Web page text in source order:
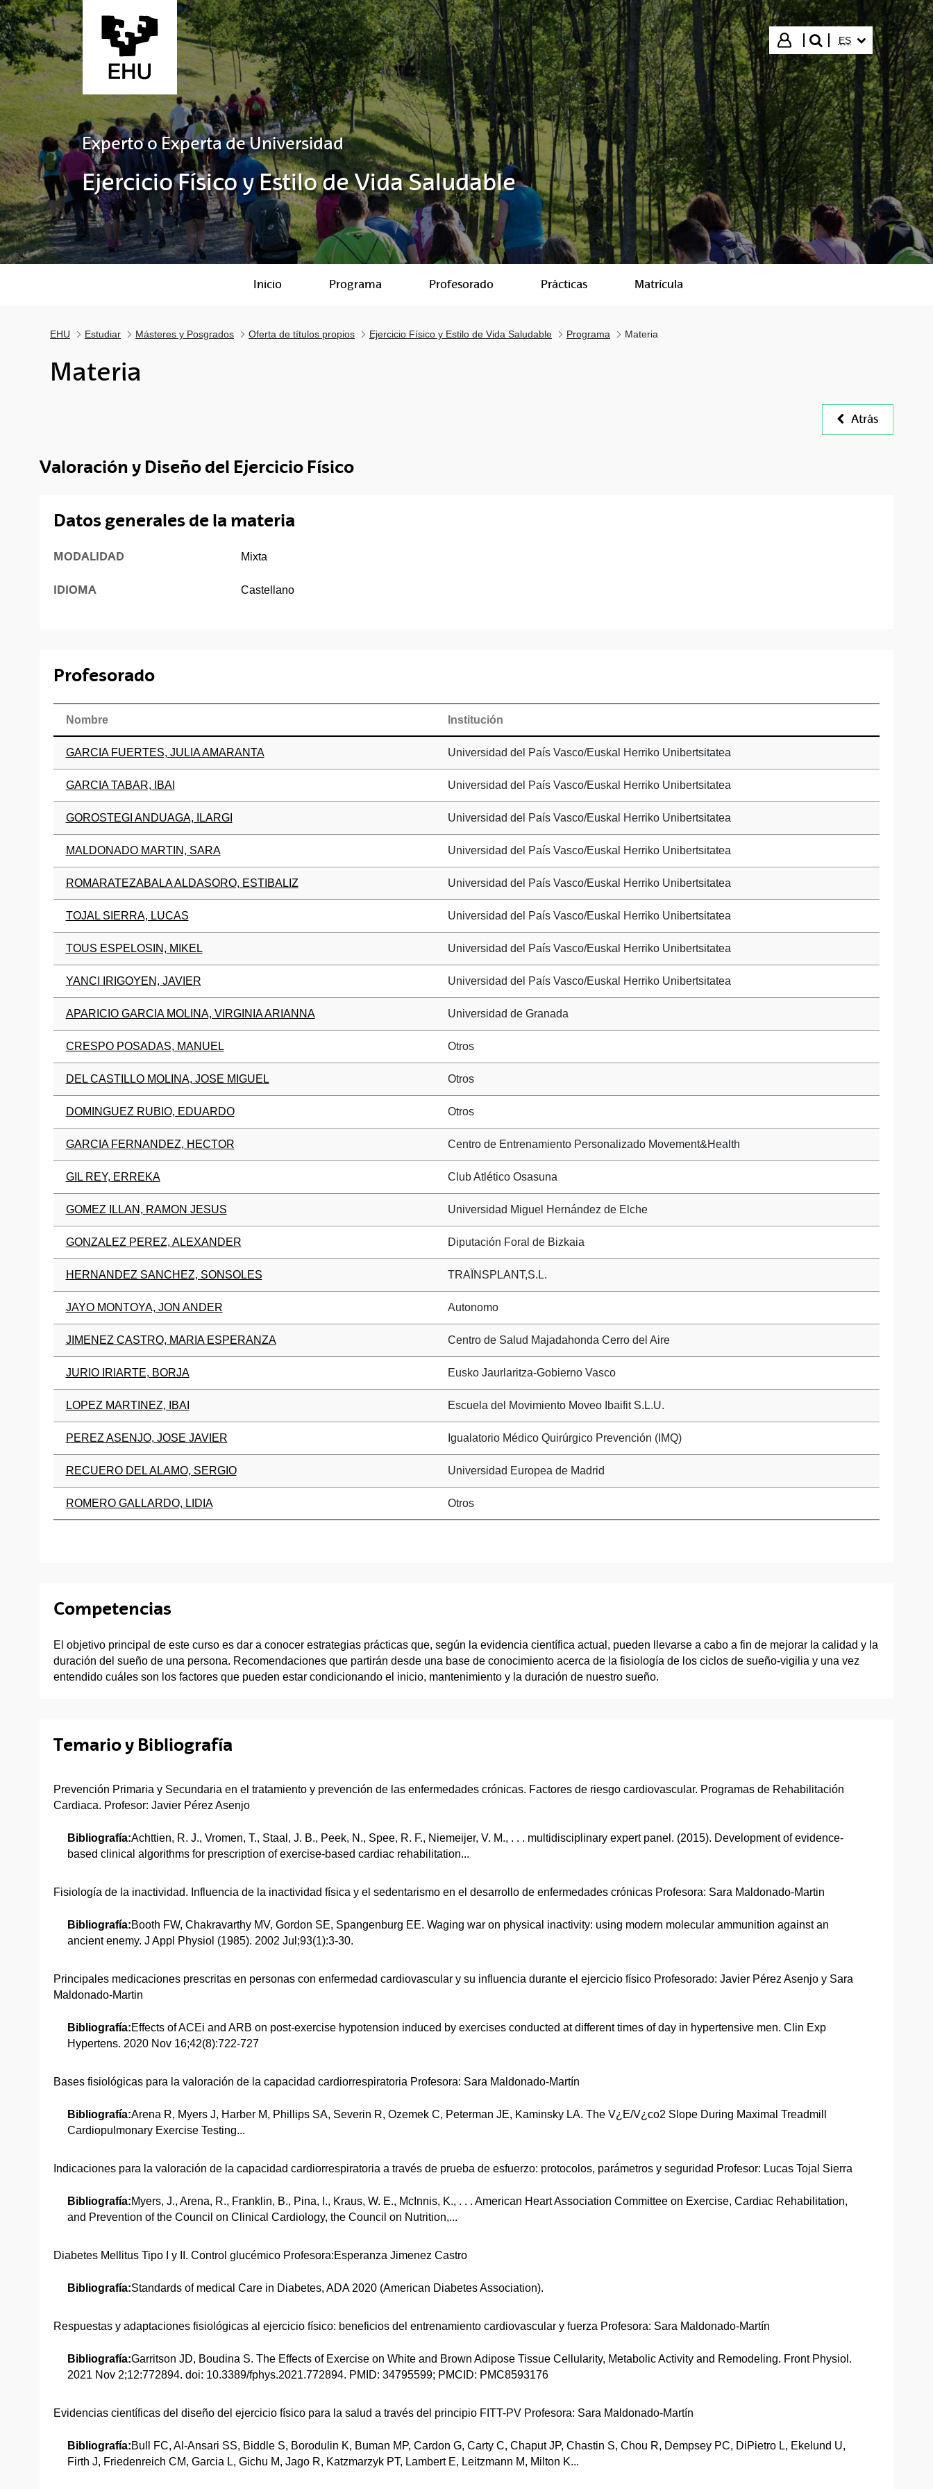
Saltar al contenido principal
Iniciar sesión
buscar"
IDIOMA
ES
Experto o Experta de Universidad
Ejercicio Físico y Estilo de Vida Saludable
Inicio Programa Profesorado Prácticas Matrícula
EHU Estudiar Másteres y Posgrados Oferta de títulos propios Ejercicio Físico y Estilo de Vida Saludable Programa Materia
Materia
Atrás
Valoración y Diseño del Ejercicio Físico
Datos generales de la materia
MODALIDAD Mixta
IDIOMA Castellano
Profesorado
Nombre Institución
GARCIA FUERTES, JULIA AMARANTA Universidad del País Vasco/Euskal Herriko Unibertsitatea
GARCIA TABAR, IBAI Universidad del País Vasco/Euskal Herriko Unibertsitatea
GOROSTEGI ANDUAGA, ILARGI Universidad del País Vasco/Euskal Herriko Unibertsitatea
MALDONADO MARTIN, SARA Universidad del País Vasco/Euskal Herriko Unibertsitatea
ROMARATEZABALA ALDASORO, ESTIBALIZ Universidad del País Vasco/Euskal Herriko Unibertsitatea
TOJAL SIERRA, LUCAS Universidad del País Vasco/Euskal Herriko Unibertsitatea
TOUS ESPELOSIN, MIKEL Universidad del País Vasco/Euskal Herriko Unibertsitatea
YANCI IRIGOYEN, JAVIER Universidad del País Vasco/Euskal Herriko Unibertsitatea
APARICIO GARCIA MOLINA, VIRGINIA ARIANNA Universidad de Granada
CRESPO POSADAS, MANUEL Otros
DEL CASTILLO MOLINA, JOSE MIGUEL Otros
DOMINGUEZ RUBIO, EDUARDO Otros
GARCIA FERNANDEZ, HECTOR Centro de Entrenamiento Personalizado Movement&Health
GIL REY, ERREKA Club Atlético Osasuna
GOMEZ ILLAN, RAMON JESUS Universidad Miguel Hernández de Elche
GONZALEZ PEREZ, ALEXANDER Diputación Foral de Bizkaia
HERNANDEZ SANCHEZ, SONSOLES TRAÏNSPLANT,S.L.
JAYO MONTOYA, JON ANDER Autonomo
JIMENEZ CASTRO, MARIA ESPERANZA Centro de Salud Majadahonda Cerro del Aire
JURIO IRIARTE, BORJA Eusko Jaurlaritza-Gobierno Vasco
LOPEZ MARTINEZ, IBAI Escuela del Movimiento Moveo Ibaifit S.L.U.
PEREZ ASENJO, JOSE JAVIER Igualatorio Médico Quirúrgico Prevención (IMQ)
RECUERO DEL ALAMO, SERGIO Universidad Europea de Madrid
ROMERO GALLARDO, LIDIA Otros
Competencias
El objetivo principal de este curso es dar a conocer estrategias prácticas que, según la evidencia científica actual, pueden llevarse a cabo a fin de mejorar la calidad y la
duración del sueño de una persona. Recomendaciones que partirán desde una base de conocimiento acerca de la fisiología de los ciclos de sueño-vigilia y una vez
entendido cuáles son los factores que pueden estar condicionando el inicio, mantenimiento y la duración de nuestro sueño.
Temario y Bibliografía
Prevención Primaria y Secundaria en el tratamiento y prevención de las enfermedades crónicas. Factores de riesgo cardiovascular. Programas de Rehabilitación
Cardiaca. Profesor: Javier Pérez Asenjo
Bibliografía:Achttien, R. J., Vromen, T., Staal, J. B., Peek, N., Spee, R. F., Niemeijer, V. M., . . . multidisciplinary expert panel. (2015). Development of evidence-
based clinical algorithms for prescription of exercise-based cardiac rehabilitation...
Fisiología de la inactividad. Influencia de la inactividad física y el sedentarismo en el desarrollo de enfermedades crónicas Profesora: Sara Maldonado-Martin
Bibliografía:Booth FW, Chakravarthy MV, Gordon SE, Spangenburg EE. Waging war on physical inactivity: using modern molecular ammunition against an
ancient enemy. J Appl Physiol (1985). 2002 Jul;93(1):3-30.
Principales medicaciones prescritas en personas con enfermedad cardiovascular y su influencia durante el ejercicio físico Profesorado: Javier Pérez Asenjo y Sara
Maldonado-Martin
Bibliografía:Effects of ACEi and ARB on post-exercise hypotension induced by exercises conducted at different times of day in hypertensive men. Clin Exp
Hypertens. 2020 Nov 16;42(8):722-727
Bases fisiológicas para la valoración de la capacidad cardiorrespiratoria Profesora: Sara Maldonado-Martín
Bibliografía:Arena R, Myers J, Harber M, Phillips SA, Severin R, Ozemek C, Peterman JE, Kaminsky LA. The V¿E/V¿co2 Slope During Maximal Treadmill
Cardiopulmonary Exercise Testing...
Indicaciones para la valoración de la capacidad cardiorrespiratoria a través de prueba de esfuerzo: protocolos, parámetros y seguridad Profesor: Lucas Tojal Sierra
Bibliografía:Myers, J., Arena, R., Franklin, B., Pina, I., Kraus, W. E., McInnis, K., . . . American Heart Association Committee on Exercise, Cardiac Rehabilitation,
and Prevention of the Council on Clinical Cardiology, the Council on Nutrition,...
Diabetes Mellitus Tipo I y II. Control glucémico Profesora:Esperanza Jimenez Castro
Bibliografía:Standards of medical Care in Diabetes, ADA 2020 (American Diabetes Association).
Respuestas y adaptaciones fisiológicas al ejercicio físico: beneficios del entrenamiento cardiovascular y fuerza Profesora: Sara Maldonado-Martín
Bibliografía:Garritson JD, Boudina S. The Effects of Exercise on White and Brown Adipose Tissue Cellularity, Metabolic Activity and Remodeling. Front Physiol.
2021 Nov 2;12:772894. doi: 10.3389/fphys.2021.772894. PMID: 34795599; PMCID: PMC8593176
Evidencias científicas del diseño del ejercicio físico para la salud a través del principio FITT-PV Profesora: Sara Maldonado-Martín
Bibliografía:Bull FC, Al-Ansari SS, Biddle S, Borodulin K, Buman MP, Cardon G, Carty C, Chaput JP, Chastin S, Chou R, Dempsey PC, DiPietro L, Ekelund U,
Firth J, Friedenreich CM, Garcia L, Gichu M, Jago R, Katzmarzyk PT, Lambert E, Leitzmann M, Milton K...